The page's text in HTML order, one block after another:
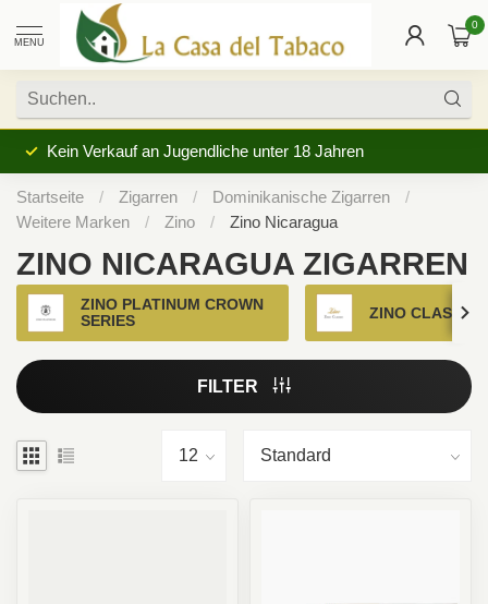
MENU
0
Kein Verkauf an Jugendliche unter 18 Jahren
Startseite / Zigarren / Dominikanische Zigarren
/
Weitere Marken
/ Zino / Zino Nicaragua
ZINO NICARAGUA ZIGARREN
ZINO PLATINUM CROWN
SERIES
ZINO CLASSIC
FILTER